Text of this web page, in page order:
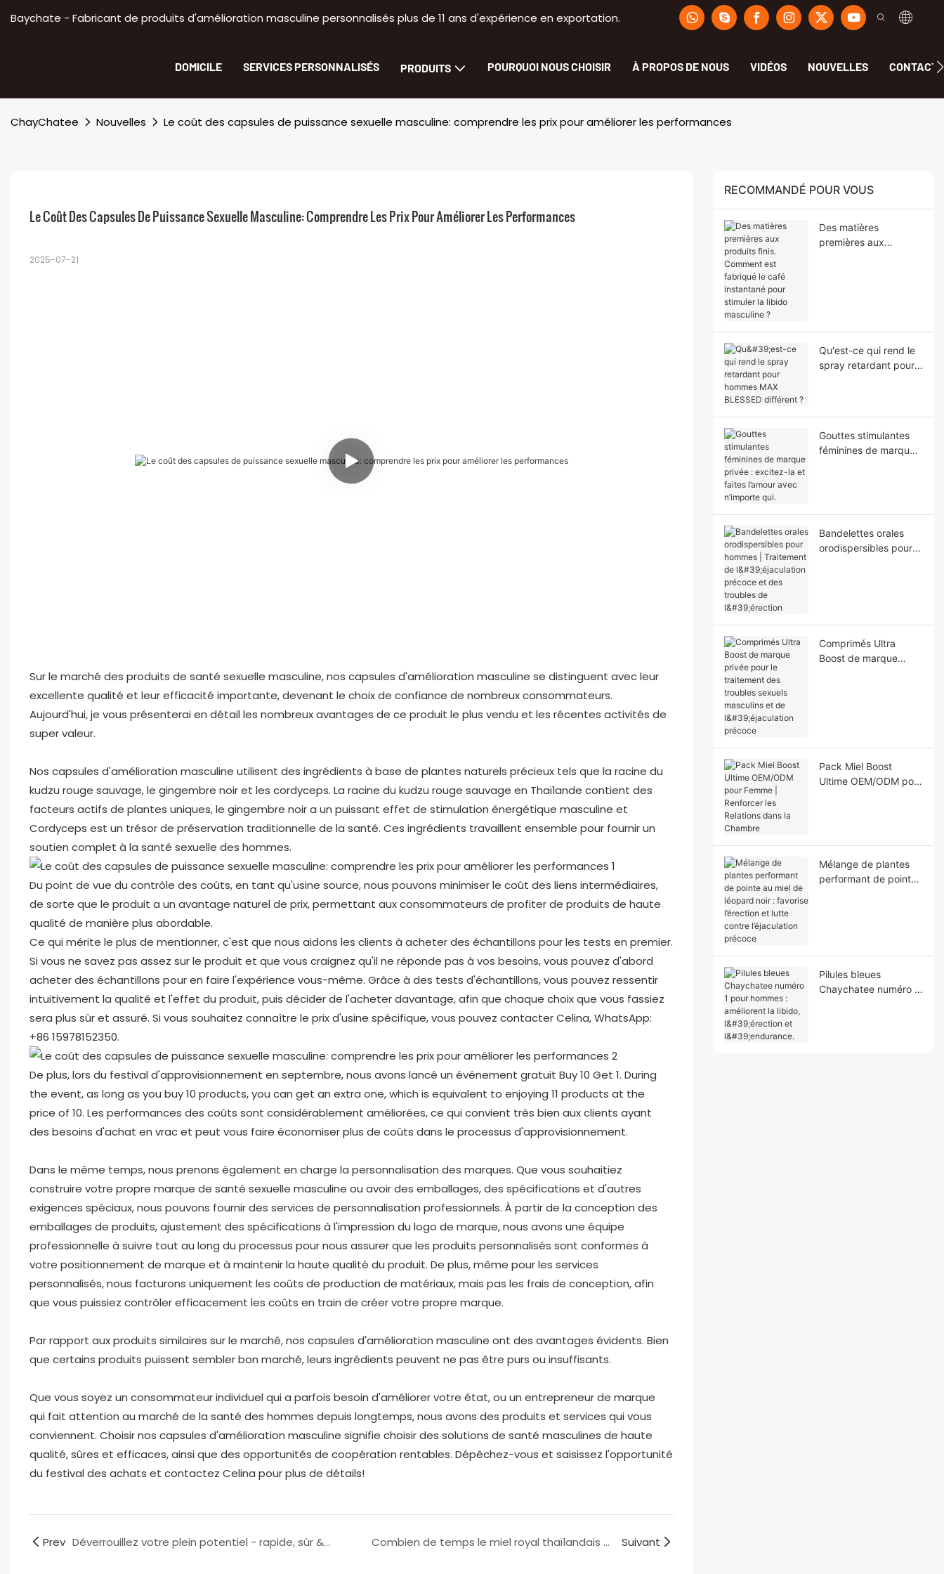
Baychate - Fabricant de produits d'amélioration masculine personnalisés plus de 11 ans d'expérience en exportation.
DOMICILE SERVICES PERSONNALISÉS PRODUITS POURQUOI NOUS CHOISIR À PROPOS DE NOUS VIDÉOS NOUVELLES
ChayChatee Nouvelles Le coût des capsules de puissance sexuelle masculine: comprendre les prix pour améliorer les performances
Le Coût Des Capsules De Puissance Sexuelle Masculine: Comprendre Les Prix Pour Améliorer Les Performances
2025-07-21
Sur le marché des produits de santé sexuelle masculine, nos capsules d'amélioration masculine se distinguent avec leur
excellente qualité et leur efficacité importante, devenant le choix de confiance de nombreux consommateurs.
Aujourd'hui, je vous présenterai en détail les nombreux avantages de ce produit le plus vendu et les récentes activités de
super valeur. ​
Nos capsules d'amélioration masculine utilisent des ingrédients à base de plantes naturels précieux tels que la racine du
kudzu rouge sauvage, le gingembre noir et les cordyceps. La racine du kudzu rouge sauvage en Thaïlande contient des
facteurs actifs de plantes uniques, le gingembre noir a un puissant effet de stimulation énergétique masculine et
Cordyceps est un trésor de préservation traditionnelle de la santé. Ces ingrédients travaillent ensemble pour fournir un
soutien complet à la santé sexuelle des hommes. ​
Du point de vue du contrôle des coûts, en tant qu'usine source, nous pouvons minimiser le coût des liens intermédiaires,
de sorte que le produit a un avantage naturel de prix, permettant aux consommateurs de profiter de produits de haute
qualité de manière plus abordable.
Ce qui mérite le plus de mentionner, c'est que nous aidons les clients à acheter des échantillons pour les tests en premier.
Si vous ne savez pas assez sur le produit et que vous craignez qu'il ne réponde pas à vos besoins, vous pouvez d'abord
acheter des échantillons pour en faire l'expérience vous-même. Grâce à des tests d'échantillons, vous pouvez ressentir
intuitivement la qualité et l'effet du produit, puis décider de l'acheter davantage, afin que chaque choix que vous fassiez
sera plus sûr et assuré. Si vous souhaitez connaître le prix d'usine spécifique, vous pouvez contacter Celina, WhatsApp:
+86 15978152350. ​
De plus, lors du festival d'approvisionnement en septembre, nous avons lancé un événement gratuit Buy 10 Get 1. During
the event, as long as you buy 10 products, you can get an extra one, which is equivalent to enjoying 11 products at the
price of 10. Les performances des coûts sont considérablement améliorées, ce qui convient très bien aux clients ayant
des besoins d'achat en vrac et peut vous faire économiser plus de coûts dans le processus d'approvisionnement. ​
Dans le même temps, nous prenons également en charge la personnalisation des marques. Que vous souhaitiez
construire votre propre marque de santé sexuelle masculine ou avoir des emballages, des spécifications et d'autres
exigences spéciaux, nous pouvons fournir des services de personnalisation professionnels. À partir de la conception des
emballages de produits, ajustement des spécifications à l'impression du logo de marque, nous avons une équipe
professionnelle à suivre tout au long du processus pour nous assurer que les produits personnalisés sont conformes à
votre positionnement de marque et à maintenir la haute qualité du produit. De plus, même pour les services
personnalisés, nous facturons uniquement les coûts de production de matériaux, mais pas les frais de conception, afin
que vous puissiez contrôler efficacement les coûts en train de créer votre propre marque. ​
Par rapport aux produits similaires sur le marché, nos capsules d'amélioration masculine ont des avantages évidents. Bien
que certains produits puissent sembler bon marché, leurs ingrédients peuvent ne pas être purs ou insuffisants.
Que vous soyez un consommateur individuel qui a parfois besoin d'améliorer votre état, ou un entrepreneur de marque
qui fait attention au marché de la santé des hommes depuis longtemps, nous avons des produits et services qui vous
conviennent. Choisir nos capsules d'amélioration masculine signifie choisir des solutions de santé masculines de haute
qualité, sûres et efficaces, ainsi que des opportunités de coopération rentables. Dépêchez-vous et saisissez l'opportunité
du festival des achats et contactez Celina pour plus de détails!
Prev Déverrouillez votre plein potentiel - rapide, sûr & entièrement naturel Combien de temps le miel royal thaïlandais vous fera-t-il durer encore ? Suivant
RECOMMANDÉ POUR VOUS
Des matières
premières aux
Qu'est-ce qui rend le
spray retardant pour
Gouttes stimulantes
féminines de marque
Bandelettes orales
orodispersibles pour
Comprimés Ultra
Boost de marque
Pack Miel Boost
Ultime OEM/ODM pour
Mélange de plantes
performant de pointe
Pilules bleues
Chaychatee numéro 1